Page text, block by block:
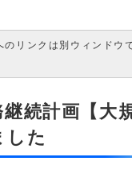
のリンクは別ウィンドウ
続計画【大
した